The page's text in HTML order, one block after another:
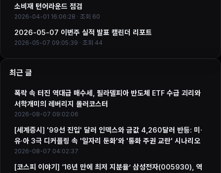
소비재 턴어라운드 점검
2026-04-01 16:06:28 · 조회 60
2026-05-07 이번주 실적 발표 캘린더 리포트
2026-05-07 09:05:39 · 조회 44
최근 글
폭락 속 터진 역대급 매수세, 필라델피아 반도체 ETF 수급 괴리와
서학개미의 레버리지 롤러코스터
2026-08-07 09:02:06
[세계증시] '99선 진입' 달러 인덱스와 금값 4,260달러 반등: 미·
유·아 3극 디커플링 속 '일자리 둔화'와 '통화 주권 교란' 시나리오
2026-08-07 04:02:37
[코스피 이야기] ‘16년 만에 최저 지분율’ 삼성전자(005930), 역